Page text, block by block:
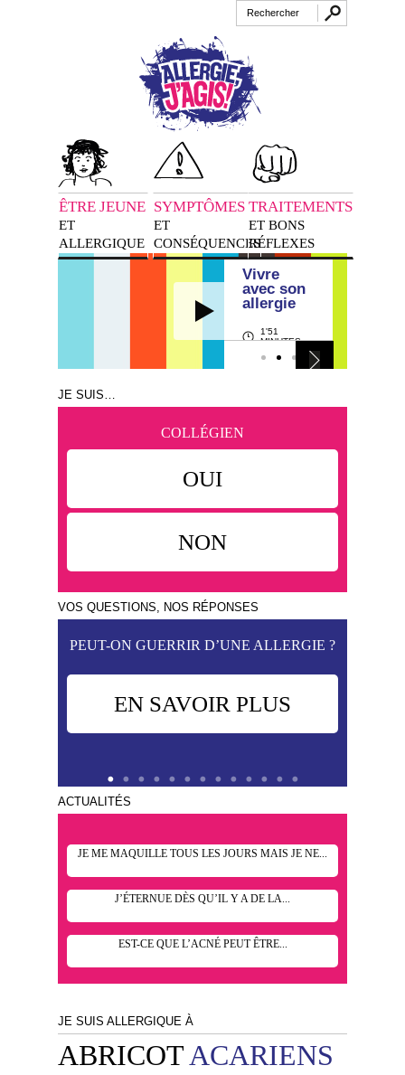
ÊTRE JEUNE
ET
ALLERGIQUE
SYMPTÔMES
ET
CONSÉQUENCES
TRAITEMENTS
ET BONS
RÉFLEXES
Vivre
avec son
allergie
1'51
MINUTES
JE SUIS…
COLLÉGIEN
OUI
NON
VOS QUESTIONS, NOS RÉPONSES
PEUT-ON GUERRIR D’UNE ALLERGIE ?
EN SAVOIR PLUS
ACTUALITÉS
JE ME MAQUILLE TOUS LES JOURS MAIS JE NE...
J’ÉTERNUE DÈS QU’IL Y A DE LA...
EST-CE QUE L’ACNÉ PEUT ÊTRE...
JE SUIS ALLERGIQUE À
ABRICOT ACARIENS